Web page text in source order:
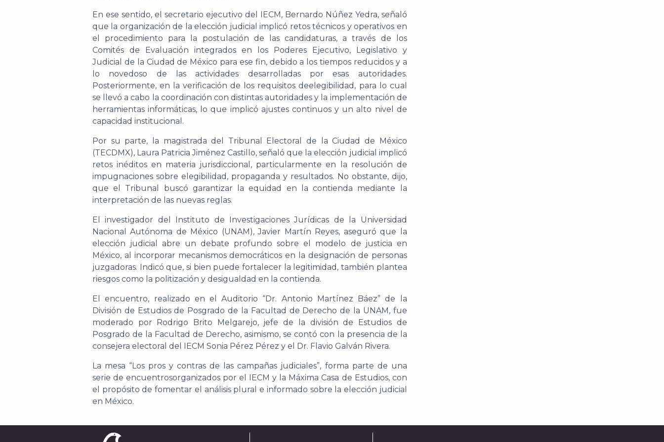
En ese sentido, el secretario ejecutivo del IECM, Bernardo Núñez Yedra, señaló
que la organización de la elección judicial implicó retos técnicos y operativos en
el procedimiento para la postulación de las candidaturas, a través de los
Comités de Evaluación integrados en los Poderes Ejecutivo, Legislativo y
Judicial de la Ciudad de México para ese fin, debido a los tiempos reducidos y a
lo novedoso de las actividades desarrolladas por esas autoridades.
Posteriormente, en la verificación de los requisitos deelegibilidad, para lo cual
se llevó a cabo la coordinación con distintas autoridades y la implementación de
herramientas informáticas, lo que implicó ajustes continuos y un alto nivel de
capacidad institucional.
Por su parte, l a magistrada del Tribunal Electoral de la Ciudad de México
(TECDMX), Laura Patricia Jiménez Castillo, señaló que la elección judicial implicó
retos inéditos en materia jurisdiccional, particularmente en la resolución de
impugnaciones sobre elegibilidad, propaganda y resultados. No obstante, dijo,
queel Tribunal buscó garantizar la equidad en la contienda mediante la
interpretación de las nuevas reglas.
El investigador del Instituto de Investigaciones Jurídicas de la Universidad
Nacional Autónoma de México (UNAM),Javier Martín Reyes, aseguró que la
elección judicial abre un debate profundo sobre el modelo de justicia en
México, al incorporar mecanismos democráticos en la designación de personas
juzgadoras. Indicó que, si bien puede fortalecer la legitimidad, también plantea
riesgos como la politización y desigualdad en la contienda.
El encuentro, realizado en el Auditorio “Dr. Antonio Martínez Báez” de la
División de Estudios de Posgrado de la Facultad de Derecho de la UNAM, fue
moderado por Rodrigo Brito Melgarejo, jefe de la división de Estudios de
Posgrado de la Facultad de Derecho, asimismo, se contó con la presencia de la
consejera electoral del IECM Sonia Pérez Pérez y el Dr. Flavio Galván Rivera.
La mesa “Los pros y contras de las campañas judiciales”, forma parte de una
serie de encuentrosorganizados por el IECM y la Máxima Casa de Estudios, con
el propósito de fomentar el análisis plural e informado sobre la elección judicial
en México.